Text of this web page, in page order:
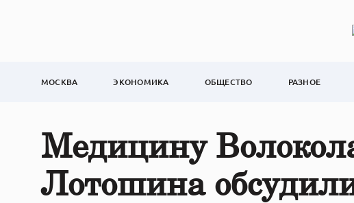
МОСКВА ЭКОНОМИКА ОБЩЕСТВО РАЗНОЕ
Медицину
Лотошина